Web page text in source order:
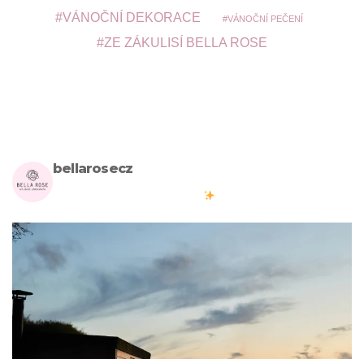
VÁNOČNÍ DEKORACE VÁNOČNÍ PEČENÍ
ZE ZÁKULISÍ BELLA ROSE
bellarosecz